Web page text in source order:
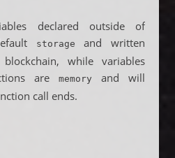
declared outside of
storage
and written
while variables
are
memory
and will
call ends.